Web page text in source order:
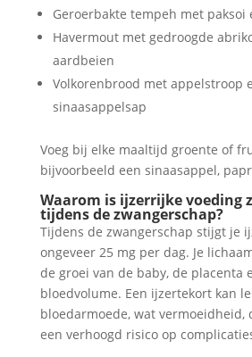
Geroerbakte tempeh met paksoi
Havermout met gedroogde
aardbeien
Volkorenbrood met appelstroop
sinaasappelsap
Voeg bij elke maaltijd groente of
bijvoorbeeld een sinaasappel,
Waarom is ijzerrijke voeding
tijdens de zwangerschap?
Tijdens de zwangerschap stijgt je
ongeveer 25 mg per dag. Je
de groei van de baby, de placenta
bloedvolume. Een ijzertekort kan
bloedarmoede, wat vermoeidheid,
een verhoogd risico op